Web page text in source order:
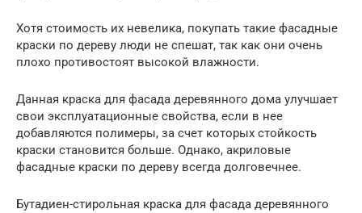
Хотя стоимость их невелика, покупать такие фасадные
краски по дереву люди не спешат, так как они очень
плохо противостоят высокой влажности.
Данная краска для фасада деревянного дома улучшает
свои эксплуатационные свойства, если в нее
добавляются полимеры, за счет которых стойкость
краски становится больше. Однако, акриловые
фасадные краски по дереву всегда долговечнее.
Бутадиен-стирольная краска для фасада деревянного